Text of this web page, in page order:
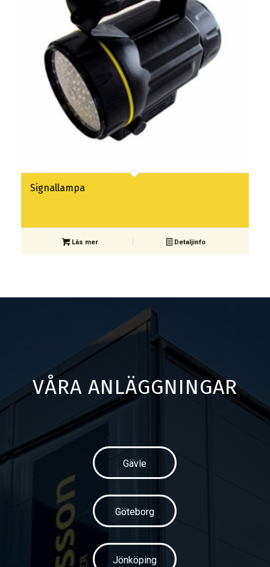
Signallampa
Läs mer Detaljinfo
VÅRA ANLÄGGNINGAR
Gävle
Göteborg
Jönköping